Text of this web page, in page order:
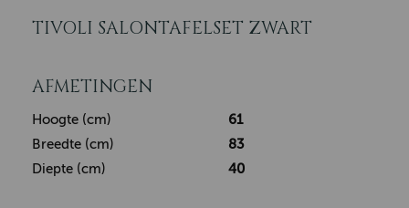
TIVOLI SALONTAFELSET ZWART
AFMETINGEN
Hoogte (cm)
61
Breedte (cm)
83
Diepte (cm)
40